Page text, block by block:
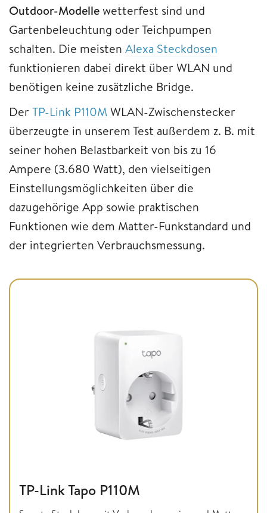
Outdoor-Modellewetterfest sind und
Gartenbeleuchtung oder Teichpumpen
schalten. Die meisten Alexa Steckdosen
funktionieren dabei direkt über WLAN und
benötigen keine zusätzliche Bridge.
DerTP-Link P110MWLAN-Zwischenstecker
überzeugte in unserem Test außerdem z. B. mit
seiner hohen Belastbarkeit von bis zu 16
Ampere (3.680 Watt), den vielseitigen
Einstellungsmöglichkeiten über die
dazugehörige App sowie praktischen
Funktionen wie dem Matter-Funkstandard und
der integrierten Verbrauchsmessung.
TP-Link Tapo P110M